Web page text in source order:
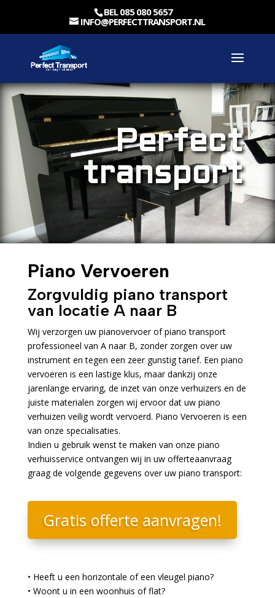
BEL 085 080 5657
INFO@PERFECTTRANSPORT.NL
Perfect
transport
Piano Vervoeren
Zorgvuldig piano transport
van locatie A naar B
Wij verzorgen uw pianovervoer of piano transport
professioneel van A naar B, zonder zorgen over uw
instrument en tegen een zeer gunstig tarief. Een piano
vervoeren is een lastige klus, maar dankzij onze
jarenlange ervaring, de inzet van onze verhuizers en de
juiste materialen zorgen wij ervoor dat uw piano
verhuizen veilig wordt vervoerd. Piano Vervoeren is een
van onze specialisaties.
Indien u gebruik wenst te maken van onze piano
verhuisservice ontvangen wij in uw offerteaanvraag
graag de volgende gegevens over uw piano transport:
Gratis offerte aanvragen!
• Heeft u een horizontale of een vleugel piano?
• Woont u in een woonhuis of flat?